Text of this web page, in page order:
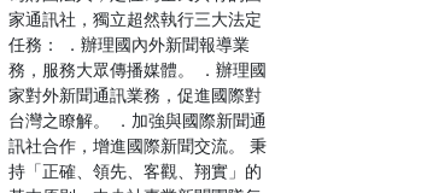
家通訊社，獨立超然執行三大法定
任務： ．辦理國內外新聞報導業
務，服務大眾傳播媒體。 ．辦理國
家對外新聞通訊業務，促進國際對
台灣之瞭解。 ．加強與國際新聞通
訊社合作，增進國際新聞交流。 秉
持「正確、領先、客觀、翔實」的